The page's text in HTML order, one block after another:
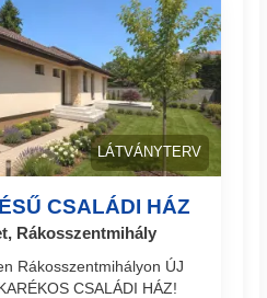
LÁTVÁNYTERV
CSALÁDI HÁZ
Rákosszentmihály
Rákosszentmihályon ÚJ
CSALÁDI HÁZ!